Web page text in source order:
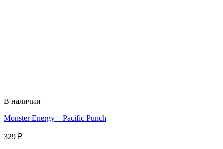
В наличии
Monster Energy – Pacific Punch
329 ₽